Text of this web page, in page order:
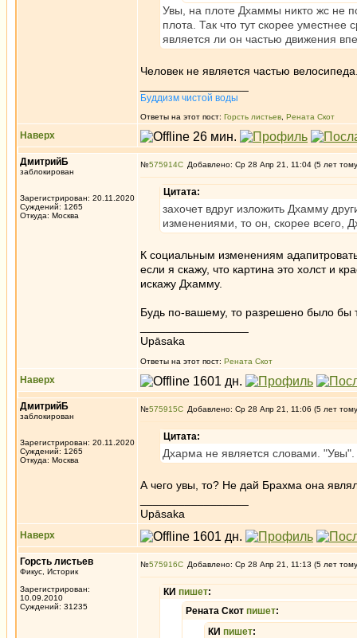
Увы, на плоте Дхаммы никто жс не
плота. Так что тут скорее
является ли он частью движения
Человек не является частью
Буддизм чистой воды
Ответы на этот пост: Горсть листьев Рената Скот
Наверх
ДмитрийБ
заблокирован
Зарегистрирован: 20.11.2020
Суждений: 1265
Откуда: Москва
№575914 Добавлено: Ср 28 Апр 21, 11:04 (5 лет
Цитата:
захочет вдруг изложить Дхамму
изменениями, то он, скорее всего,
К социальным изменениям
если я скажу, что картина это холст и
искажу Дхамму.
Будь по-вашему, то разрешено было бы
Upāsaka
Ответы на этот пост: Рената Скот
Наверх
ДмитрийБ
заблокирован
Зарегистрирован: 20.11.2020
Суждений: 1265
Откуда: Москва
№575915 Добавлено: Ср 28 Апр 21, 11:06 (5 лет
Цитата:
Дхарма не является словами. "Увы".
А чего увы, то? Не дай Брахма она
Upāsaka
Наверх
Горсть листьев
Фикус, Историк
Зарегистрирован:
10.09.2010
Суждений: 31235
№575916 Добавлено: Ср 28 Апр 21, 11:13 (5 лет
КИ пишет:
Рената Скот пишет:
КИ пишет: